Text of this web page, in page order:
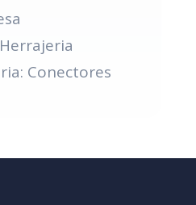
Conectores